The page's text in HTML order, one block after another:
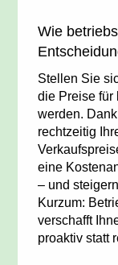
Wie
Stellen Sie
die Preise für
werden.
rechtzeitig
eine
– und
Kurzum:
verschafft
proaktiv statt